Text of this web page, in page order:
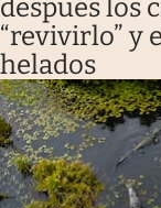
después los
“revivirlo” y
helados